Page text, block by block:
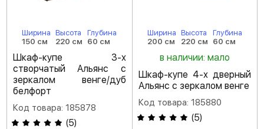
Ширина
150 см
Высота
220 см
Глубина
60 см
Шкаф-купе 3-х
створчатый Альянс с
зеркалом венге/дуб
белфорт
Код товара: 185878
(5)
Ширина
200 см
Высота
220 см
Глубина
60 см
в наличии: мало
Шкаф-купе 4-х дверный
Альянс с зеркалом венге
Код товара: 185880
(5)